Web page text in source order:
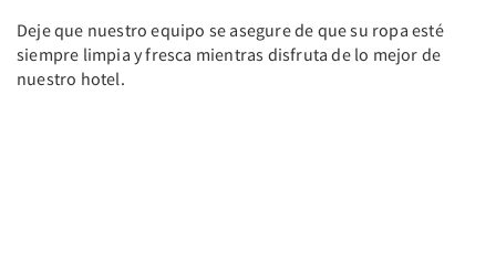
Deje que nuestro equipo se asegure de que su ropa esté
siempre limpia y fresca mientras disfruta de lo mejor de
nuestro hotel.